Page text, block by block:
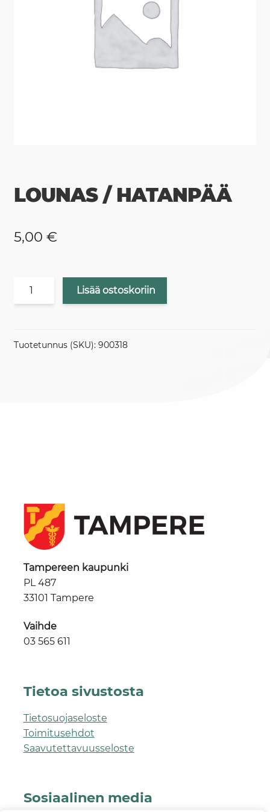
LOUNAS / HATANPÄÄ
5,00 €
LOUNAS
Lisää ostoskoriin
Tuotetunnus (SKU): 900318
Tampereen kaupunki
PL 487
33101 Tampere
Vaihde
03 565 611
Tietoa sivustosta
Tietosuojaseloste
Toimitusehdot
Saavutettavuusseloste
Sosiaalinen media